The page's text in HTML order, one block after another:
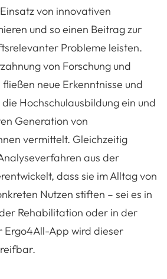
von innovativen
und so einen Beitrag zur
Probleme leisten.
von Forschung und
neue Erkenntnisse und
Hochschulausbildung ein und
Generation von
vermittelt. Gleichzeitig
aus der
dass sie im Alltag von
Nutzen stiften – sei es in
Rehabilitation oder in der
Ergo4All-App wird dieser